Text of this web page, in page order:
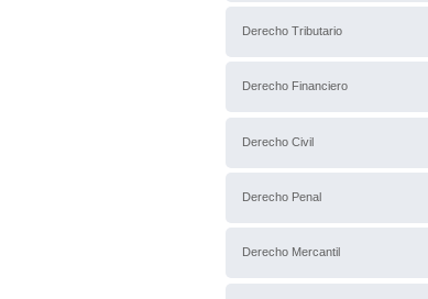
Derecho Tributario
Derecho Financiero
Derecho Civil
Derecho Penal
Derecho Mercantil